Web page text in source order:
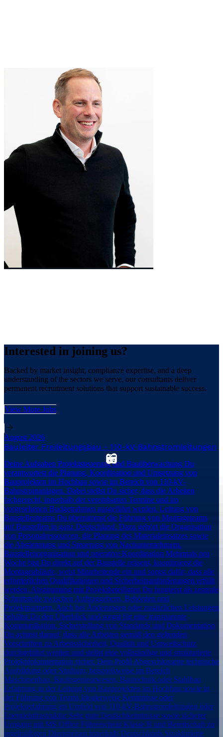
Interested in joining us?
Backed by market insight, compliance expertise, and a deep
understanding of the sectors we serve, our consultants deliver
permanent recruitment solutions that support sustainable success.
View More Jobs
August 2026
Bauleiter Freileitungsbau - 110-kV-Bahnstromleitungen
Deine Aufgaben Projektsteuerung und Bauüberwachung Du
verantwortest die Planung, Koordination und Umsetzung von
Bauprojekten im Hochbau sowie im Bereich von 110-kV-
Bahnstromanlagen. Dabei stellst Du sicher, dass die Arbeiten
fachgerecht, innerhalb der vereinbarten Termine und im
vorgesehenen Budgetrahmen ausgeführt werden. Leitung von
Baustellenteams Du übernimmst die Führung von Montageteams
auf Baustellen in ganz Deutschland. Dazu gehört die Organisation
von Personalressourcen, die Planung des Materialeinsatzes sowie
die Abstimmung und Steuerung von Nachunternehmern.
Baustellenorganisation und operative Koordination Mehrmals pro
Woche bist Du direkt auf der Baustelle präsent, koordinierst die
Montageabläufe, weist Mitarbeitende ein und sorgst dafür, dass alle
erforderlichen Qualifikationen und Sicherheitsanforderungen erfüllt
werden. Abstimmung mit Projektbeteiligten Du fungierst als zentrale
Schnittstelle zwischen Auftraggebern, Behörden und
Projektpartnern. Auch bei Änderungen oder zusätzlichen Leistungen
behältst Du den Überblick und sorgst für eine transparente
Kommunikation. Sicherstellung von Standards und Dokumentation
Du achtest darauf, dass alle Arbeiten gemäß den geltenden
Vorschriften zu Arbeitssicherheit, Qualität und Umweltschutz
durchgeführt werden und stellst eine vollständige und strukturierte
Projektdokumentation sicher. Dein Profil Abgeschlossene technische
Ausbildung oder Studium, beispielsweise im Bereich
Maschinenbau, Bauingenieurwesen, Bautechnik oder Stahlbau
Erfahrung in der Leitung von Bauprojekten im Hochbau sowie in
der Führung von Teams Idealerweise Kenntnisse oder
Projekterfahrung im Umfeld von 110-kV-Bahnstromleitungen oder
Energieinfrastruktur Sehr gute Deutschkenntnisse sowie sicherer
Umgang mit MS Office Führerschein Klasse B und Bereitschaft zu
regelmäßigen Dienstreisen innerhalb Deutschlands Strukturierte